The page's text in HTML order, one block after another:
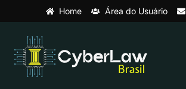
Home Área do Usuário